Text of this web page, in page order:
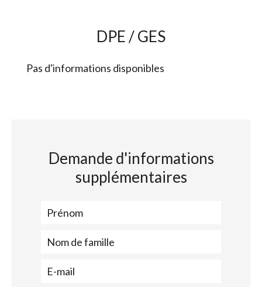
DPE / GES
Pas d'informations disponibles
Demande d'informations
supplémentaires